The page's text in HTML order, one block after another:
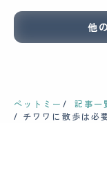
他
ペットミー
記事一
チワワに散歩は必